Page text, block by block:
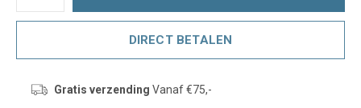
DIRECT BETALEN
Gratis verzending Vanaf €75,-